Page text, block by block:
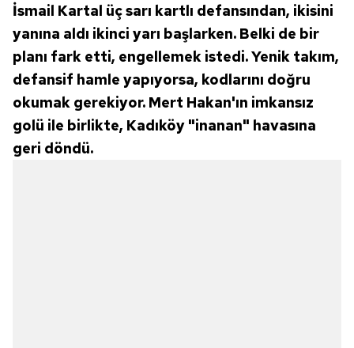
İsmail Kartal üç sarı kartlı defansından, ikisini
yanına aldı ikinci yarı başlarken. Belki de bir
planı fark etti, engellemek istedi. Yenik takım,
defansif hamle yapıyorsa, kodlarını doğru
okumak gerekiyor. Mert Hakan'ın imkansız
golü ile birlikte, Kadıköy "inanan" havasına
geri döndü.